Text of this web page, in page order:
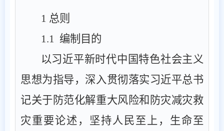
1 总则
1.1 编制目的
以习近平新时代中国特色社会主义
思想为指导，深入贯彻落实习近平总书
记关于防范化解重大风险和防灾减灾救
灾重要论述，坚持人民至上，生命至